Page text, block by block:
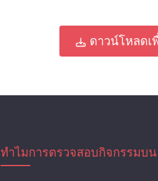
ดาวน์โหลดเ
ทําไมการตรวจสอบกิจกรรมบน